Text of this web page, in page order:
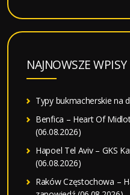
NAJNOWSZE WPISY
Typy bukmacherskie na
Benfica – Heart Of
(06.08.2026)
Hapoel Tel Aviv – GKS
(06.08.2026)
Raków Częstochowa –